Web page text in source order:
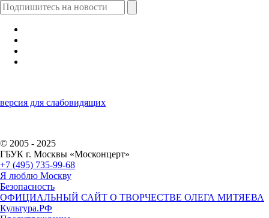
версия для слабовидящих
© 2005 - 2025
ГБУК г. Москвы «Москонцерт»
+7 (495) 735-99-68
Я люблю Москву
Безопасность
ОФИЦИАЛЬНЫЙ САЙТ О ТВОРЧЕСТВЕ ОЛЕГА МИТЯЕВА
Культура.РФ